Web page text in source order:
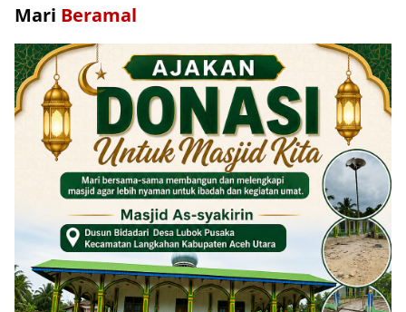
Mari Beramal